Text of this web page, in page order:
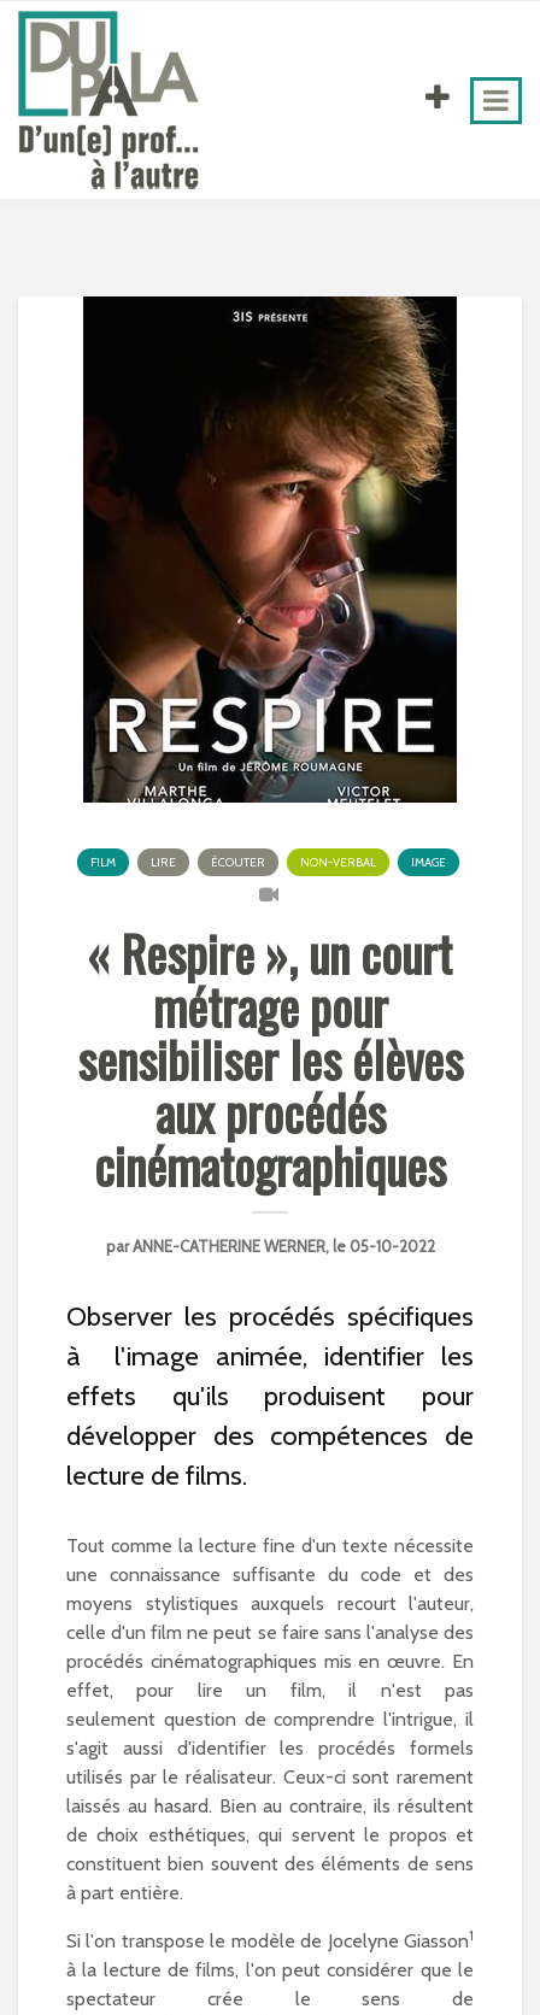
FILM LIRE ÉCOUTER NON-VERBAL IMAGE
« Respire », un court
métrage pour
sensibiliser les élèves
aux procédés
cinématographiques
parANNE-CATHERINE WERNER, le 05-10-2022
Observer les procédés spécifiques
à l'image animée, identifier les
effets qu'ils produisent pour
développer des compétences de
lecture de films.
Tout comme la lecture fine d'un texte nécessite
une connaissance suffisante du code et des
moyens stylistiques auxquels recourt l'auteur,
celle d'un film ne peut se faire sans l'analyse des
procédés cinématographiques mis en œuvre. En
effet, pour lire un film, il n'est pas
seulement question de comprendre l'intrigue, il
s'agit aussi d'identifier les procédés formels
utilisés par le réalisateur. Ceux-ci sont rarement
laissés au hasard. Bien au contraire, ils résultent
de choix esthétiques, qui servent le propos et
constituent bien souvent des éléments de sens
à part entière.
Si l'on transpose le modèle de Jocelyne Giasson1
à la lecture de films, l'on peut considérer que le
spectateur crée le sens de